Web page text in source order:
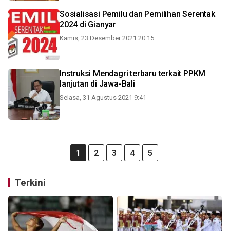
Sosialisasi Pemilu dan Pemilihan Serentak
2024 di Gianyar
Kamis, 23 Desember 2021 20:15
Instruksi Mendagri terbaru terkait PPKM
lanjutan di Jawa-Bali
Selasa, 31 Agustus 2021 9:41
1 2 3 4 5
Terkini